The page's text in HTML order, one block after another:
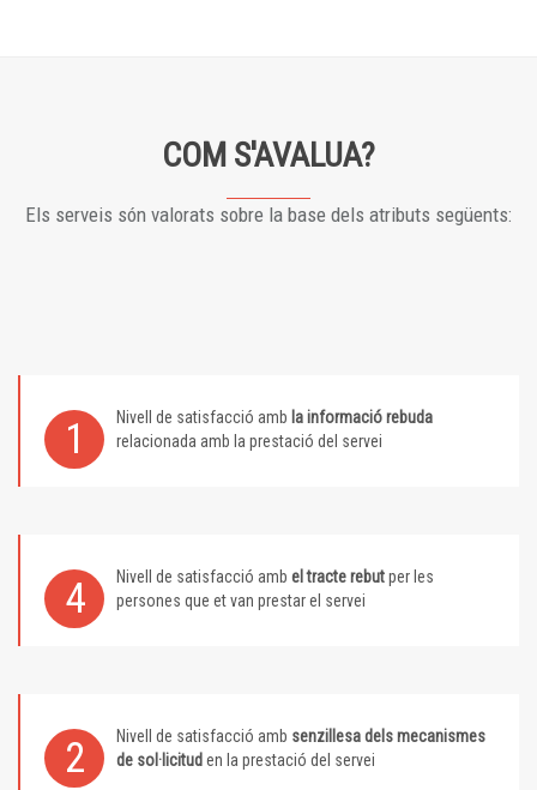
COM S'AVALUA?
Els serveis són valorats sobre la base dels atributs següents:
1 Nivell de satisfacció amb la informació rebuda
relacionada amb la prestació del servei
4 Nivell de satisfacció amb el tracte rebutper les
persones que et van prestar el servei
2 Nivell de satisfacció amb senzillesa dels mecanismes
de sol·licitud en la prestació del servei